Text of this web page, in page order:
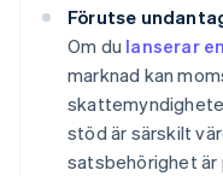
Förutse
Om du lanserar
marknad kan
stöd är särskilt
satsbehörighet är